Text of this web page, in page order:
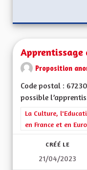
Apprentissage
Proposition
Code postal :
possible
Filtrer les résultats
La Culture,
en France et en
CRÉÉ LE
21/04/2023